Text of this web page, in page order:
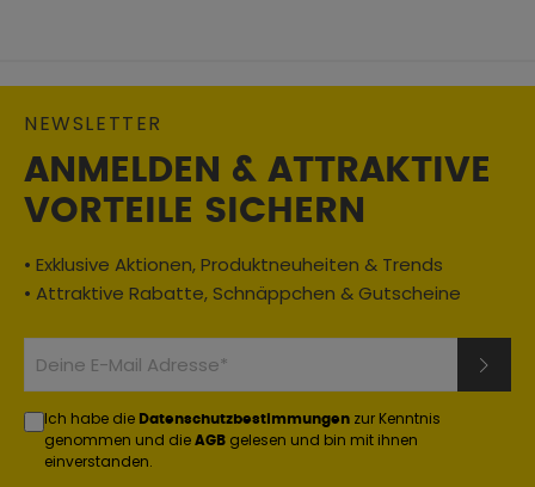
Geschlecht:
Material:
Textil
Jahreszeit:
Sommer
Materialzusammensetzung:
100% Polyester
NEWSLETTER
ANMELDEN & ATTRAKTIVE
VORTEILE SICHERN
• Exklusive Aktionen, Produktneuheiten & Trends
• Attraktive Rabatte, Schnäppchen & Gutscheine
Ich habe die Datenschutzbestimmungen zur Kenntnis
genommen und die AGB gelesen und bin mit ihnen
einverstanden.